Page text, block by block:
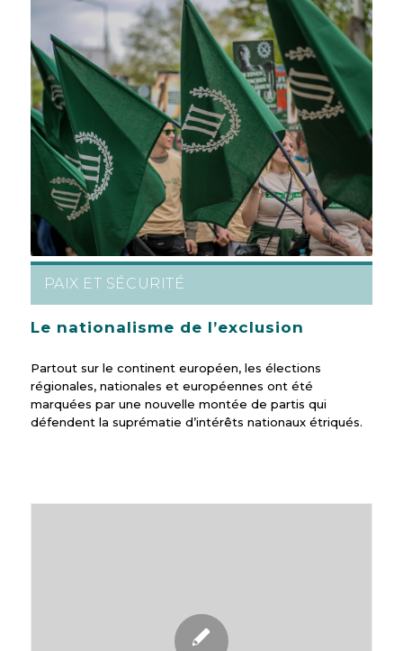
PAIX ET SÉCURITÉ
Le nationalisme de l’exclusion
Partout sur le continent européen, les élections
régionales, nationales et européennes ont été
marquées par une nouvelle montée de partis qui
défendent la suprématie d’intérêts nationaux étriqués.